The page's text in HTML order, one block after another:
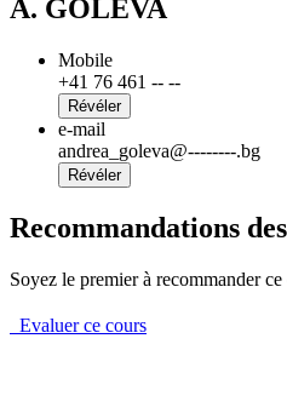
A. GOLEVA
Mobile
+41 76 461 -- --
Révéler
e-mail
andrea_goleva@--------.bg
Révéler
Recommandations
Soyez le premier à recommander ce
Evaluer ce cours